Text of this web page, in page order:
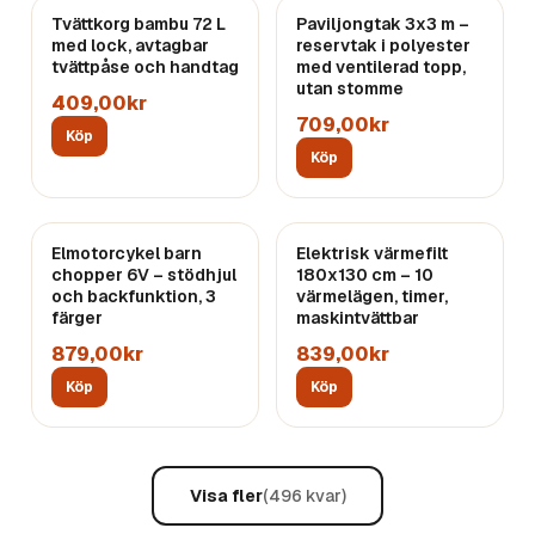
Tvättkorg bambu 72 L
med lock, avtagbar
tvättpåse och handtag
409,00kr
Köp
Paviljongtak 3x3 m –
reservtak i polyester
med ventilerad topp,
utan stomme
709,00kr
Köp
Elmotorcykel barn
chopper 6V – stödhjul
och backfunktion, 3
färger
879,00kr
Köp
Elektrisk värmefilt
180x130 cm – 10
värmelägen, timer,
maskintvättbar
839,00kr
Köp
Visa fler(496 kvar)